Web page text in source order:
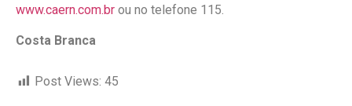
www.caern.com.br ou no telefone 115.
Costa Branca
Post Views: 45